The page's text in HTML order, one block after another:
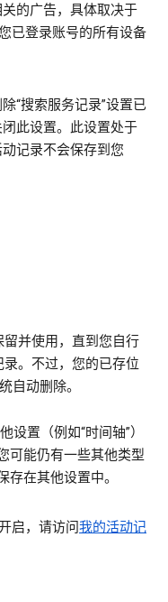
的广告，具体取决于
已登录账号的所有设备
“搜索服务记录”设置已
此设置。此设置处于
记录不会保存到您
并使用，直到您自行
。不过，您的已存位
自动删除。
设置（例如“时间轴”）
可能仍有一些其他类型
存在其他设置中。
启，请访问我的活动记